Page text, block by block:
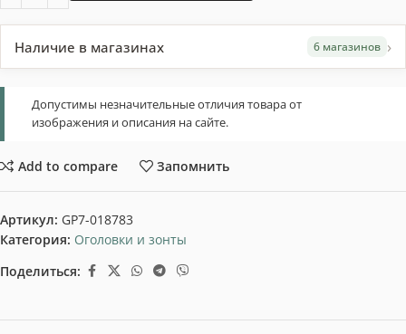
Наличие в магазинах 6 магазинов ›
Допустимы незначительные отличия товара от
изображения и описания на сайте.
Add to compare Запомнить
Артикул: GP7-018783
Категория: Оголовки и зонты
Поделиться: